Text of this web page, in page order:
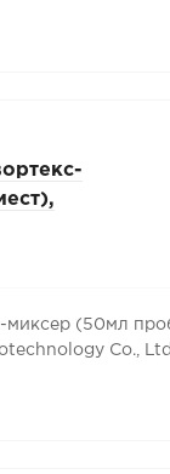
миксер (50мл
Co., Ltd